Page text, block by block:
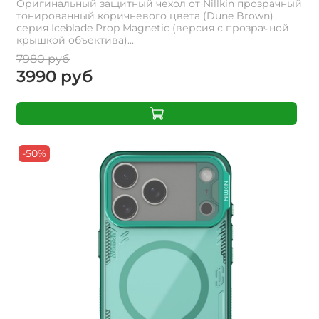
Оригинальный защитный чехол от Nillkin прозрачный
тонированный коричневого цвета (Dune Brown)
серия Iceblade Prop Magnetic (версия с прозрачной
крышкой объектива)...
7980 руб
3990 руб
-50%